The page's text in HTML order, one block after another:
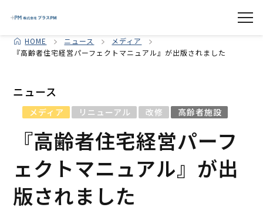
HOME ニュース
メディア
『高齢者住宅経営パーフェクトマニュアル』が出版されました
ニュース
メディア リニューアル 改修 高齢者施設
『高齢者住宅経営パーフ
ェクトマニュアル』が出
版されました